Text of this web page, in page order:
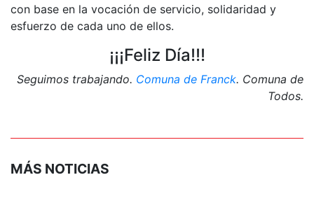
con base en la vocación de servicio, solidaridad y
esfuerzo de cada uno de ellos.
¡¡¡Feliz Día!!!
Seguimos trabajando. Comuna de Franck. Comuna de
Todos.
MÁS NOTICIAS